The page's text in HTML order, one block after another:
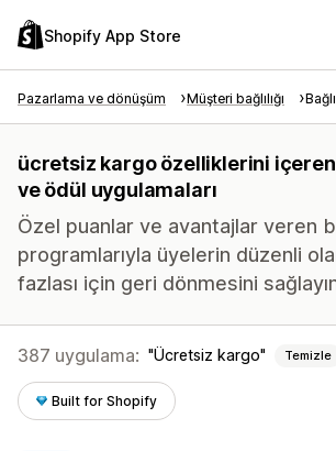
Shopify App Store
Pazarlama ve dönüşüm Müşteri bağlılığı
ücretsiz kargo özelliklerini içeren
ve ödül uygulamaları
Özel puanlar ve avantajlar veren
programlarıyla üyelerin düzenli
fazlası için geri dönmesini
387 uygulama: Ücretsiz kargo Temizle
Built for Shopify